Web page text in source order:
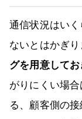
通信状況はい
ないとはかぎり
グを用意してお
がりにくい場
る、顧客側の